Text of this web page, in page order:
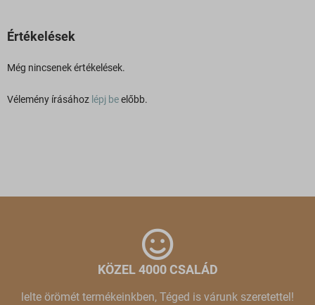
Értékelések
Még nincsenek értékelések.
Vélemény írásához lépj beelőbb.
KÖZEL 4000 CSALÁD
lelte örömét termékeinkben, Téged is várunk szeretettel!